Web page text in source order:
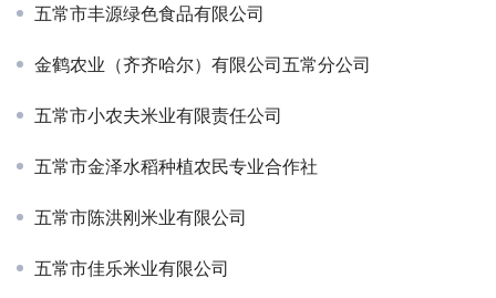
五常市丰源绿色食品有限公司
金鹤农业（齐齐哈尔）有限公司五常分公司
五常市小农夫米业有限责任公司
五常市金泽水稻种植农民专业合作社
五常市陈洪刚米业有限公司
五常市佳乐米业有限公司